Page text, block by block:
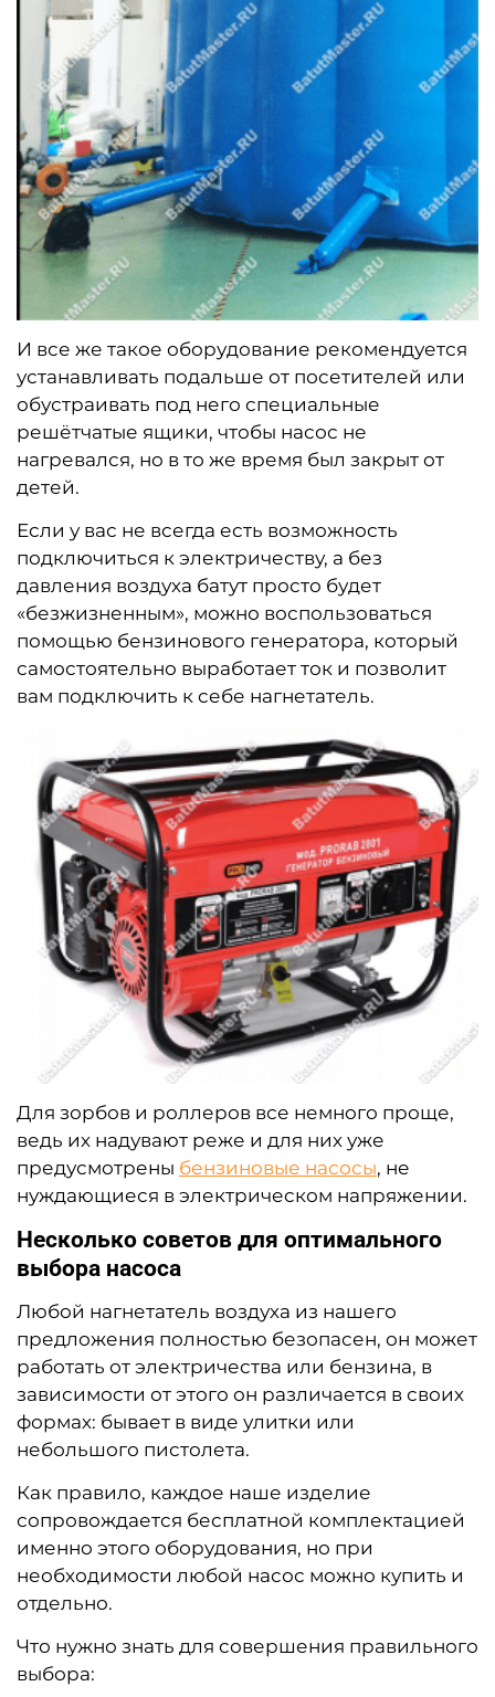
И все же такое оборудование рекомендуется
устанавливать подальше от посетителей или
обустраивать под него специальные
решётчатые ящики, чтобы насос не
нагревался, но в то же время был закрыт от
детей.
Если у вас не всегда есть возможность
подключиться к электричеству, а без
давления воздуха батут просто будет
«безжизненным», можно воспользоваться
помощью бензинового генератора, который
самостоятельно выработает ток и позволит
вам подключить к себе нагнетатель.
Для зорбов и роллеров все немного проще,
ведь их надувают реже и для них уже
предусмотрены бензиновые насосы, не
нуждающиеся в электрическом напряжении.
Несколько советов для оптимального
выбора насоса
Любой нагнетатель воздуха из нашего
предложения полностью безопасен, он может
работать от электричества или бензина, в
зависимости от этого он различается в своих
формах: бывает в виде улитки или
небольшого пистолета.
Как правило, каждое наше изделие
сопровождается бесплатной комплектацией
именно этого оборудования, но при
необходимости любой насос можно купить и
отдельно.
Что нужно знать для совершения правильного
выбора: